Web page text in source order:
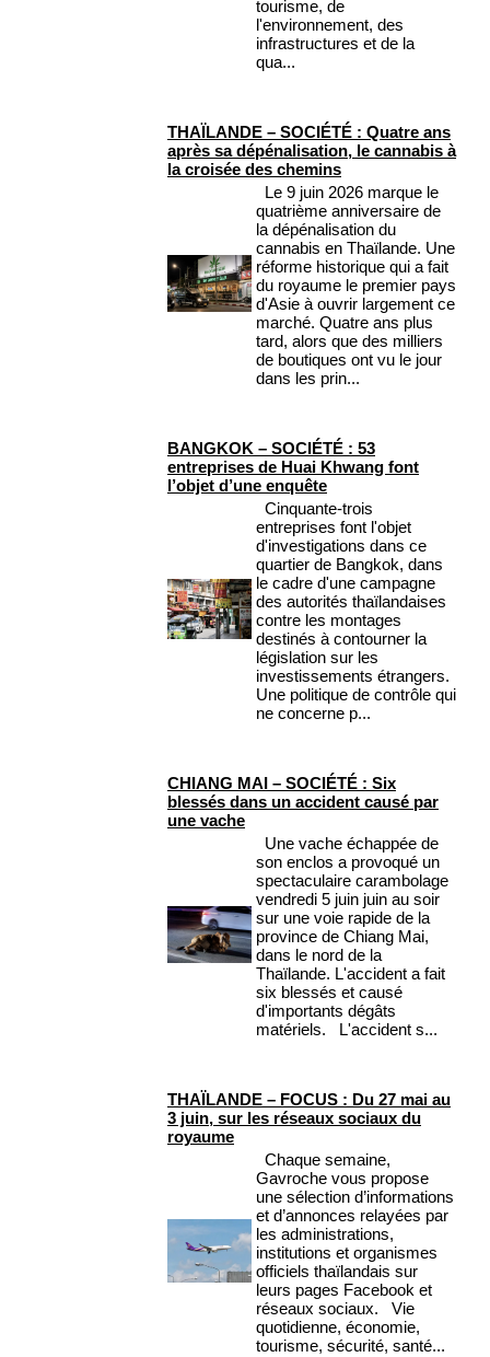
tourisme, de
l'environnement, des
infrastructures et de la
qua...
THAÏLANDE – SOCIÉTÉ : Quatre ans
après sa dépénalisation, le cannabis à
la croisée des chemins
Le 9 juin 2026 marque le
quatrième anniversaire de
la dépénalisation du
cannabis en Thaïlande. Une
réforme historique qui a fait
du royaume le premier pays
d'Asie à ouvrir largement ce
marché. Quatre ans plus
tard, alors que des milliers
de boutiques ont vu le jour
dans les prin...
BANGKOK – SOCIÉTÉ : 53
entreprises de Huai Khwang font
l’objet d’une enquête
Cinquante-trois
entreprises font l'objet
d'investigations dans ce
quartier de Bangkok, dans
le cadre d'une campagne
des autorités thaïlandaises
contre les montages
destinés à contourner la
législation sur les
investissements étrangers.
Une politique de contrôle qui
ne concerne p...
CHIANG MAI – SOCIÉTÉ : Six
blessés dans un accident causé par
une vache
Une vache échappée de
son enclos a provoqué un
spectaculaire carambolage
vendredi 5 juin juin au soir
sur une voie rapide de la
province de Chiang Mai,
dans le nord de la
Thaïlande. L'accident a fait
six blessés et causé
d'importants dégâts
matériels. L'accident s...
THAÏLANDE – FOCUS : Du 27 mai au
3 juin, sur les réseaux sociaux du
royaume
Chaque semaine,
Gavroche vous propose
une sélection d’informations
et d’annonces relayées par
les administrations,
institutions et organismes
officiels thaïlandais sur
leurs pages Facebook et
réseaux sociaux. Vie
quotidienne, économie,
tourisme, sécurité, santé...